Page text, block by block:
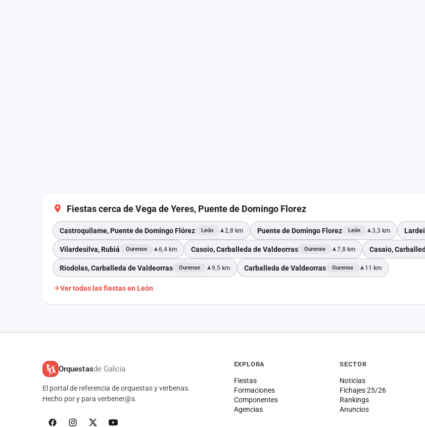
Fiestas cerca de Vega de Yeres, Puente de Domingo Florez
Castroquilame, Puente de Domingo Flórez León 2,8 km Puente de Domingo Florez León 3,3 km
Vilardesilva, Rubiá Ourense 6,4 km Casoio, Carballeda de Valdeorras Ourense 7,8 km Casaio,
Riodolas, Carballeda de Valdeorras Ourense 9,5 km Carballeda de Valdeorras Ourense 11 km
Ver todas las fiestas en León
Orquestasde Galicia
El portal de referencia de orquestas y verbenas.
Hecho por y para verbener@s.
EXPLORA
Fiestas
Formaciones
Componentes
Agencias
SECTOR
Noticias
Fichajes 25/26
Rankings
Anuncios